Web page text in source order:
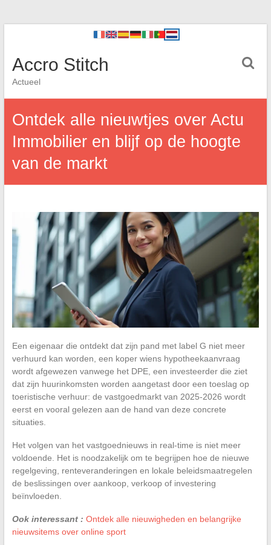
Accro Stitch
Actueel
Ontdek alle nieuwtjes over Actu
Immobilier en blijf op de hoogte
van de markt
Een eigenaar die ontdekt dat zijn pand met label G niet meer
verhuurd kan worden, een koper wiens hypotheekaanvraag
wordt afgewezen vanwege het DPE, een investeerder die ziet
dat zijn huurinkomsten worden aangetast door een toeslag op
toeristische verhuur: de vastgoedmarkt van 2025-2026 wordt
eerst en vooral gelezen aan de hand van deze concrete
situaties.
Het volgen van het vastgoednieuws in real-time is niet meer
voldoende. Het is noodzakelijk om te begrijpen hoe de nieuwe
regelgeving, renteveranderingen en lokale beleidsmaatregelen
de beslissingen over aankoop, verkoop of investering
beïnvloeden.
Ook interessant : Ontdek alle nieuwigheden en belangrijke
nieuwsitems over online sport